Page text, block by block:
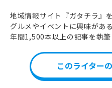
地域情報サイト『ガタチラ』
グルメやイベントに興味があ
年間1,500本以上の記事を執
このライター